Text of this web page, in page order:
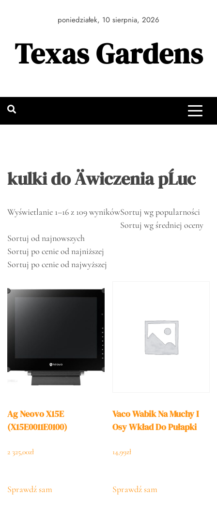
poniedziałek, 10 sierpnia, 2026
Texas Gardens
kulki do Äwiczenia pĹuc
Wyświetlanie 1–16 z 109 wynikówSortuj wg popularności
Sortuj wg średniej oceny
Sortuj od najnowszych
Sortuj po cenie od najniższej
Sortuj po cenie od najwyższej
Ag Neovo X15E
(X15E0011E0100)
2 325,00zł
Sprawdź sam
Vaco Wabik Na Muchy I
Osy Wkład Do Pułapki
14,99zł
Sprawdź sam